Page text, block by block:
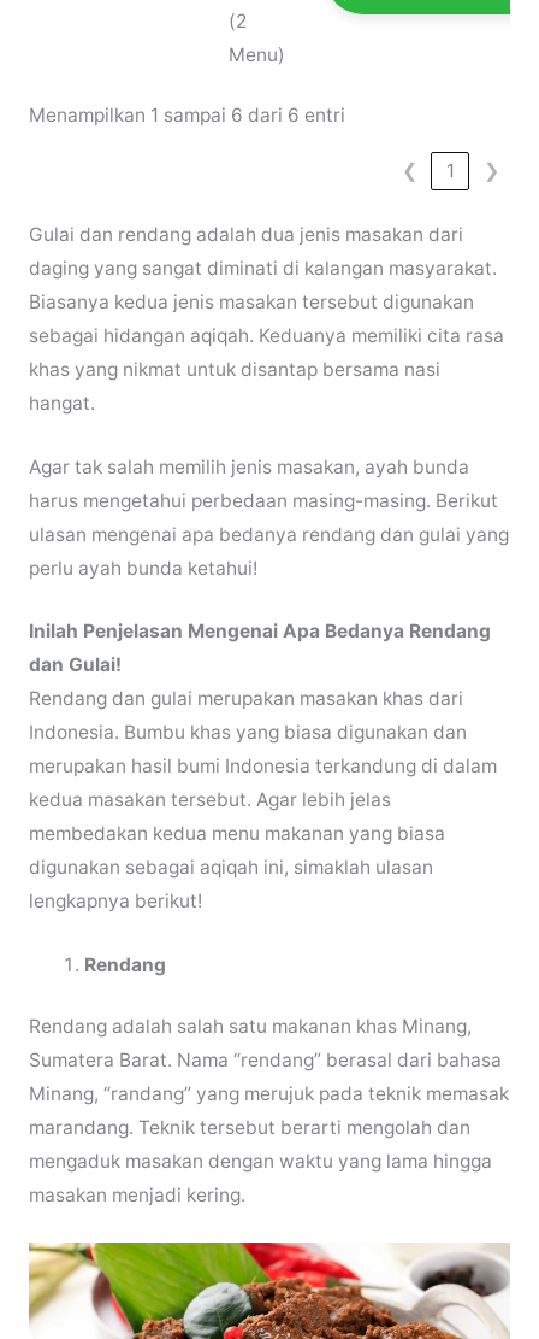
(2
Menu)
Menampilkan 1 sampai 6 dari 6 entri
❮ 1 ❯
Gulai dan rendang adalah dua jenis masakan dari
daging yang sangat diminati di kalangan masyarakat.
Biasanya kedua jenis masakan tersebut digunakan
sebagai hidangan aqiqah. Keduanya memiliki cita rasa
khas yang nikmat untuk disantap bersama nasi
hangat.
Agar tak salah memilih jenis masakan, ayah bunda
harus mengetahui perbedaan masing-masing. Berikut
ulasan mengenai apa bedanya rendang dan gulai yang
perlu ayah bunda ketahui!
Inilah Penjelasan Mengenai Apa Bedanya Rendang
dan Gulai!
Rendang dan gulai merupakan masakan khas dari
Indonesia. Bumbu khas yang biasa digunakan dan
merupakan hasil bumi Indonesia terkandung di dalam
kedua masakan tersebut. Agar lebih jelas
membedakan kedua menu makanan yang biasa
digunakan sebagai aqiqah ini, simaklah ulasan
lengkapnya berikut!
Rendang
Rendang adalah salah satu makanan khas Minang,
Sumatera Barat. Nama “rendang” berasal dari bahasa
Minang, “randang” yang merujuk pada teknik memasak
marandang. Teknik tersebut berarti mengolah dan
mengaduk masakan dengan waktu yang lama hingga
masakan menjadi kering.